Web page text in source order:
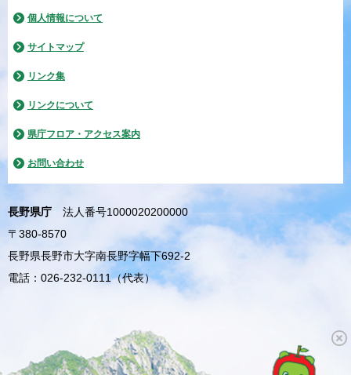
個人情報について
サイトマップ
リンク集
リンクについて
県庁フロア・アクセス案内
お問い合わせ
長野県庁
法人番号1000020200000
〒380-8570
長野県長野市大字南長野字幅下692-2
電話：026-232-0111（代表）